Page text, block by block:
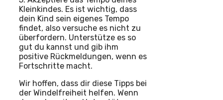
Kleinkindes. Es ist wichtig, dass
dein Kind sein eigenes Tempo
findet, also versuche es nicht zu
überfordern. Unterstütze es so
gut du kannst und gib ihm
positive Rückmeldungen, wenn es
Fortschritte macht.
Wir hoffen, dass dir diese Tipps bei
der Windelfreiheit helfen. Wenn